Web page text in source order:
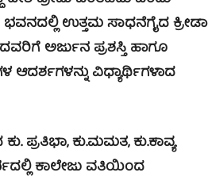
ಭವನದಲ್ಲಿ ಉತ್ತಮ ಸಾಧನೆಗೈದ ಕ್ರೀಡಾ
ಅರ್ಜುನ ಪ್ರಶಸ್ತಿ ಹಾಗೂ
ಆದರ್ಶಗಳನ್ನು ವಿಧ್ಯಾರ್ಥಿಗಳಾದ
ಕು.ಮಮತ, ಕು.ಕಾವ್ಯ
ಕಾಲೇಜು ವತಿಯಿಂದ